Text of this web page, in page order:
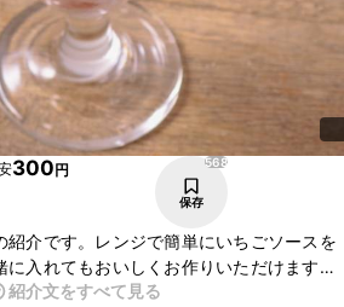
300円
568
保存
紹介です。レンジで簡単にいちごソースを
入れてもおいしくお作りいただけます
って、見た目もオシャレに仕上げました。
紹介文をすべて見る